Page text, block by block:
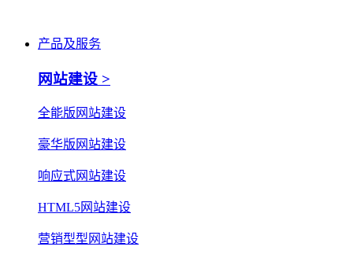
产品及服务
网站建设 >
全能版网站建设
豪华版网站建设
响应式网站建设
HTML5网站建设
营销型型网站建设